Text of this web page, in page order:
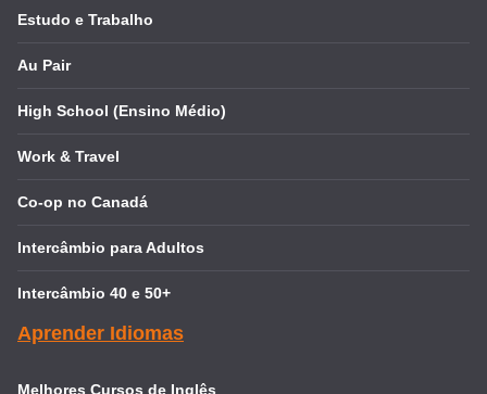
Estudo e Trabalho
Au Pair
High School (Ensino Médio)
Work & Travel
Co-op no Canadá
Intercâmbio para Adultos
Intercâmbio 40 e 50+
Aprender Idiomas
Melhores Cursos de Inglês